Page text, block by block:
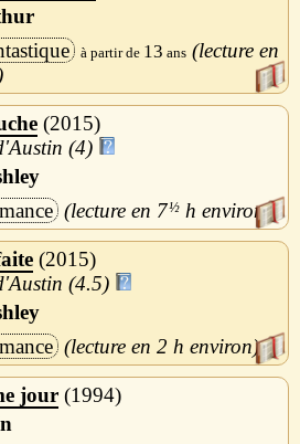
13
2015
(4)
7½ h
2015
(4.5)
2 h
jour 1994